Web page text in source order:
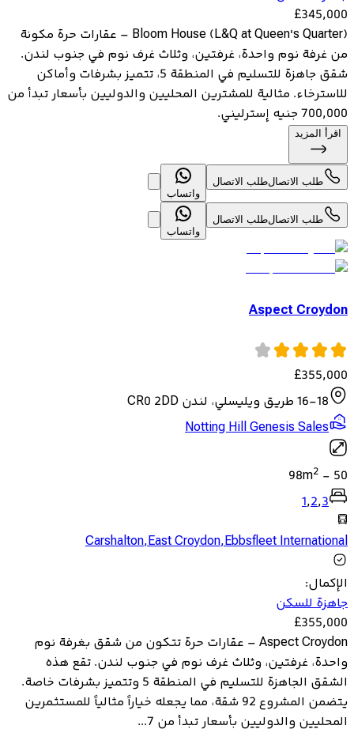
£345,000
Bloom House (L&Q at Queen's Quarter) – عقارات حرة مكونة
من غرفة نوم واحدة، غرفتين، وثلاث غرف نوم في جنوب لندن.
شقق جاهزة للتسليم في المنطقة 5، تتميز بشرفات وأماكن
للاسترخاء. مثالية للمشترين المحليين والدوليين بأسعار تبدأ من
700,000 جنيه إسترليني.
اقرأ المزيد
طلب الاتصالطلب الاتصال
واتساب
طلب الاتصالطلب الاتصال
واتساب
Aspect Croydon
£355,000
16-18 طريق ويليسلي، لندن CR0 2DD
Notting Hill Genesis Sales
50
-
98m2
1,2,3
Carshalton,East Croydon,Ebbsfleet International
الإكمال:
جاهزة للسكن
£355,000
Aspect Croydon – عقارات حرة تتكون من شقق بغرفة نوم
واحدة، غرفتين، وثلاث غرف نوم في جنوب لندن. تقع هذه
الشقق الجاهزة للتسليم في المنطقة 5 وتتميز بشرفات خاصة.
يتضمن المشروع 92 شقة، مما يجعله خياراً مثالياً للمستثمرين
المحليين والدوليين بأسعار تبدأ من 7...